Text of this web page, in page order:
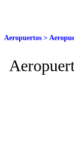
Aeropuertos >